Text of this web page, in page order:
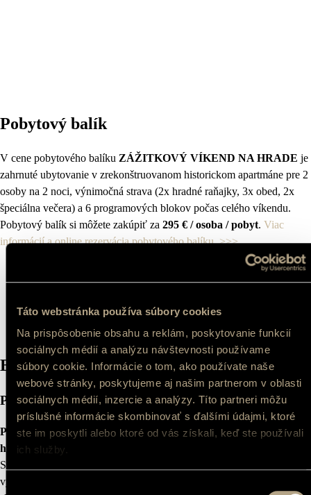
Táto webstránka používa súbory cookies
Na prispôsobenie obsahu a reklám, poskytovanie funkcií
sociálnych médií a analýzu návštevnosti používame
súbory cookie. Informácie o tom, ako používate naše
webové stránky, poskytujeme aj našim partnerom v oblasti
sociálnych médií, inzercie a analýzy. Títo partneri môžu
príslušné informácie skombinovať s ďalšími údajmi, ktoré
ste im poskytli alebo ktoré od vás získali, keď ste používali
ich služby.
Výber
Pobytový balík
V cene pobytového balíku ZÁŽITKOVÝ VÍKEND NA HRADE je
zahrnuté ubytovanie v zrekonštruovanom historickom apartmáne pre 2
osoby na 2 noci, výnimočná strava (2x hradné raňajky, 3x obed, 2x
špeciálna večera) a 6 programových blokov počas celého víkendu.
Pobytový balík si môžete zakúpiť za 295 € / osoba / pobyt. Viac
informácií a online rezervácia pobytového balíku. >>>
Bohatý program počas celého víkendu
Piatok
Piatkový programje venovaný obci Hronsek s prehliadkouVodného
hradu Hronsek
Súčasťou hronseckého popoludnia bude
výborná fazuľovica s geršňou,